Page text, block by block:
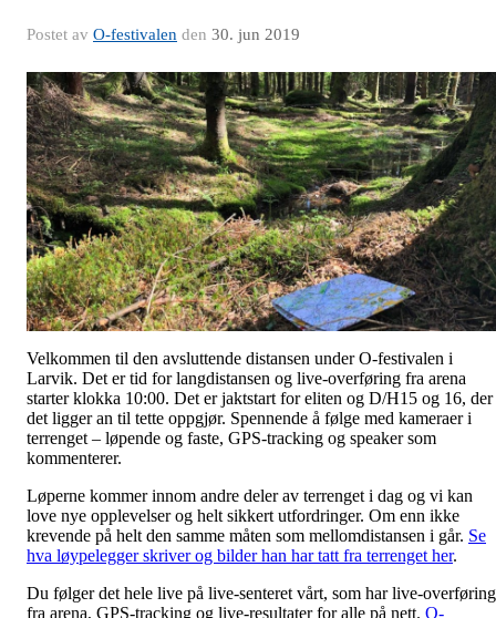
Postet av O-festivalen den 30. jun 2019
Velkommen til den avsluttende distansen under O-festivalen i
Larvik. Det er tid for langdistansen og live-overføring fra arena
starter klokka 10:00. Det er jaktstart for eliten og D/H15 og 16, der
det ligger an til tette oppgjør. Spennende å følge med kameraer i
terrenget – løpende og faste, GPS-tracking og speaker som
kommenterer.
Løperne kommer innom andre deler av terrenget i dag og vi kan
love nye opplevelser og helt sikkert utfordringer. Om enn ikke
krevende på helt den samme måten som mellomdistansen i går. Se
hva løypelegger skriver og bilder han har tatt fra terrenget her.
Du følger det hele live på live-senteret vårt, som har live-overføring
fra arena, GPS-tracking og live-resultater for alle på nett. O-